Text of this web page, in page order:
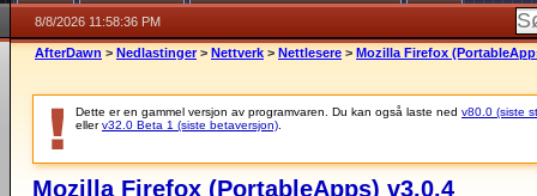
8/8/2026 11:58:36 PM
AfterDawn > Nedlastinger > Nettverk > Nettlesere > Mozilla Firefox
Dette er en gammel versjon av programvaren. Du kan også laste ned v80.0 (siste
ellerv32.0 Beta 1 (siste betaversjon)
Mozilla Firefox (PortableApps) v3.0.4